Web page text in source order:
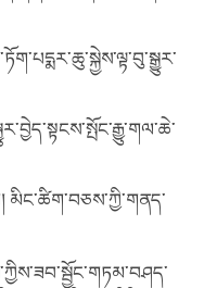
མིང་ཚིག་བཅས་ཀྱི་གནད་